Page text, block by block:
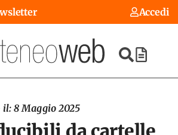
Accedi
il: 8 Maggio 2025